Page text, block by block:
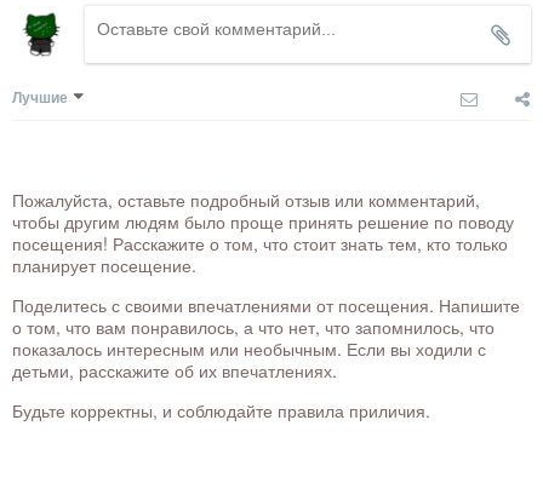
Лучшие
Пожалуйста, оставьте подробный отзыв или комментарий,
чтобы другим людям было проще принять решение по поводу
посещения! Расскажите о том, что стоит знать тем, кто только
планирует посещение.
Поделитесь с своими впечатлениями от посещения. Напишите
о том, что вам понравилось, а что нет, что запомнилось, что
показалось интересным или необычным. Если вы ходили с
детьми, расскажите об их впечатлениях.
Будьте корректны, и соблюдайте правила приличия.